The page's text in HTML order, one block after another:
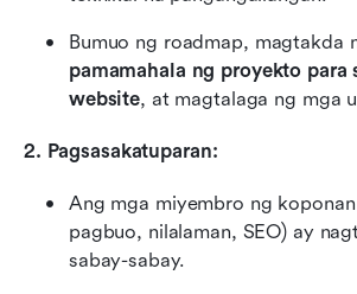
Bumuo ng roadmap, magtakda
pamamahala ng proyekto para
website, at magtalaga ng mga
2. Pagsasakatuparan:
Ang mga miyembro ng
pagbuo, nilalaman, SEO) ay
sabay-sabay.